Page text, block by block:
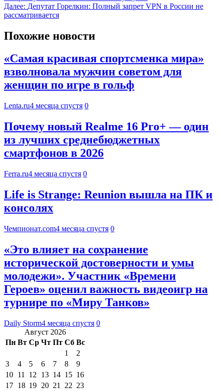
Далее: Депутат Горелкин: Полный запрет VPN в России не
рассматривается
Похожие новости
«Самая красивая спортсменка мира»
взволновала мужчин советом для
женщин по игре в гольф
Lenta.ru4 месяца спустя 0
Почему новый Realme 16 Pro+ — один
из лучших среднебюджетных
смартфонов в 2026
Ferra.ru4 месяца спустя 0
Life is Strange: Reunion вышла на ПК и
консолях
Чемпионат.com4 месяца спустя 0
«Это влияет на сохранение
исторической достоверности и умы
молодежи». Участник «Времени
Героев» оценил важность видеоигр на
турнире по «Миру Танков»
Daily Storm4 месяца спустя 0
Август 2026
Пн Вт Ср Чт Пт Сб Вс
1
2
3
4 5 6 7 8
9
10 11 12 13 14 15 16
17 18 19 20 21 22 23